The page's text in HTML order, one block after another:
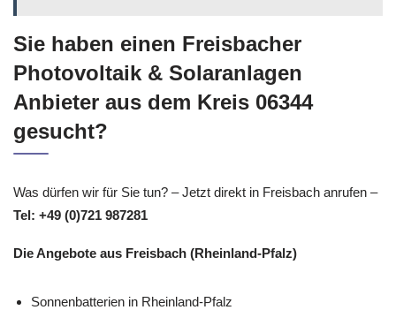
Sie haben einen Freisbacher
Photovoltaik & Solaranlagen
Anbieter aus dem Kreis 06344
gesucht?
Was dürfen wir für Sie tun? – Jetzt direkt in Freisbach anrufen –
Tel: +49 (0)721 987281
Die Angebote aus Freisbach (Rheinland-Pfalz)
Sonnenbatterien in Rheinland-Pfalz